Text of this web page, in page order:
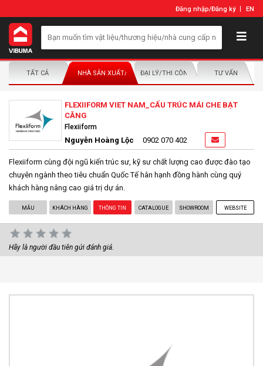
Đăng nhập/Đăng ký EN
TẤT CẢ NHÀ SẢN XUẤT/NHÀ PHÂN PHỐIĐẠI LÝ/THI CÔNG LẮP ĐẶTTƯ VẤN
FLEXIIFORM VIET NAM_CẤU TRÚC MÁI CHE BẠT
CĂNG
Flexiiform
Nguyễn Hoàng Lộc 0902 070 402
Flexiiform cùng đội ngũ kiến trúc sư, kỹ sư chất lượng cao được đào tạo
chuyên ngành theo tiêu chuẩn Quốc Tế hân hạnh đồng hành cùng quý
khách hàng nâng cao giá trị dự án.
MẪU KHÁCH HÀNG THÔNG TIN CATALOGUE SHOWROOM WEBSITE
Hãy là người đầu tiên gửi đánh giá.